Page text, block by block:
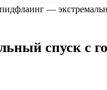
—
спуск с